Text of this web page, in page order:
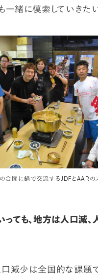
一緒に模索していきた
合間に鍋で交流するJDFとAARの
ても、地方は人口減、
減少は全国的な課題